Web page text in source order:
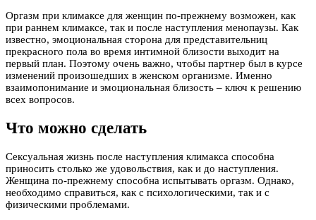
Оргазм при климаксе для женщин по-прежнему возможен, как
при раннем климаксе, так и после наступления менопаузы. Как
известно, эмоциональная сторона для представительниц
прекрасного пола во время интимной близости выходит на
первый план. Поэтому очень важно, чтобы партнер был в курсе
изменений произошедших в женском организме. Именно
взаимопонимание и эмоциональная близость – ключ к решению
всех вопросов.
Что можно сделать
Сексуальная жизнь после наступления климакса способна
приносить столько же удовольствия, как и до наступления.
Женщина по-прежнему способна испытывать оргазм. Однако,
необходимо справиться, как с психологическими, так и с
физическими проблемами.